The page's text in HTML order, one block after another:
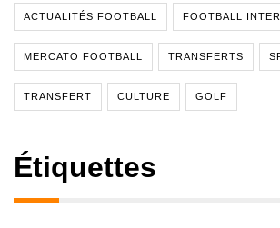
ACTUALITÉS FOOTBALL FOOTBALL
MERCATO FOOTBALL TRANSFERTS
TRANSFERT CULTURE GOLF
Étiquettes